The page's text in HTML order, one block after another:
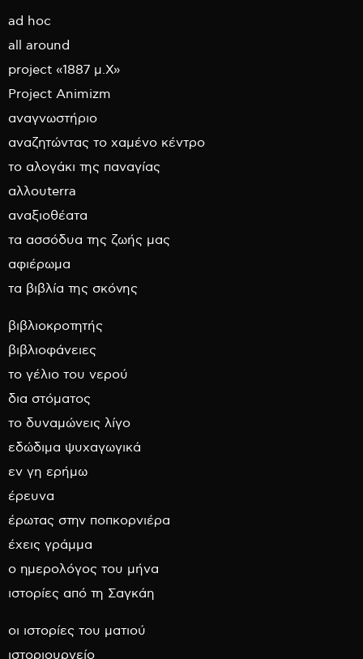
ad hoc
all around
project «1887 μ.Χ»
Project Animizm
αναγνωστήριο
αναζητώντας το χαμένο κέντρο
το αλογάκι της παναγίας
αλλουterra
αναξιοθέατα
τα ασσόδυα της ζωής μας
αφιέρωμα
τα βιβλία της σκόνης
βιβλιοκροτητής
βιβλιοφάνειες
το γέλιο του νερού
δια στόματος
το δυναμώνεις λίγο
εδώδιμα ψυχαγωγικά
εν γη ερήμω
έρευνα
έρωτας στην ποπκορνιέρα
έχεις γράμμα
ο ημερολόγος του μήνα
ιστορίες από τη Σαγκάη
οι ιστορίες του ματιού
ιστοριουργείο